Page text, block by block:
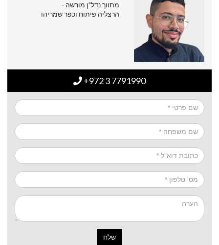
מתווך נדל"ן מורשה -
הרצליה פיתוח וכפר שמריהו
+972 3 7791990
שלח